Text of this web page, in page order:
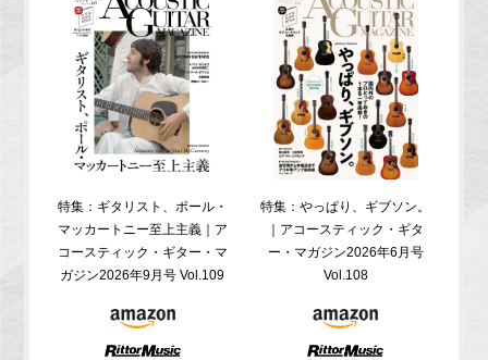
特集：ギタリスト、ポール・
マッカートニー至上主義｜ア
コースティック・ギター・マ
ガジン2026年9月号 Vol.109
特集：やっぱり、ギブソン。
｜アコースティック・ギタ
ー・マガジン2026年6月号
Vol.108